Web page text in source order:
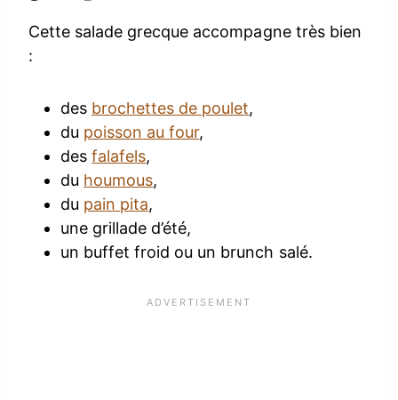
Cette salade grecque accompagne très bien
:
des brochettes de poulet,
du poisson au four,
desfalafels,
du houmous,
du pain pita,
une grillade d’été,
un buffet froid ou un brunch salé.